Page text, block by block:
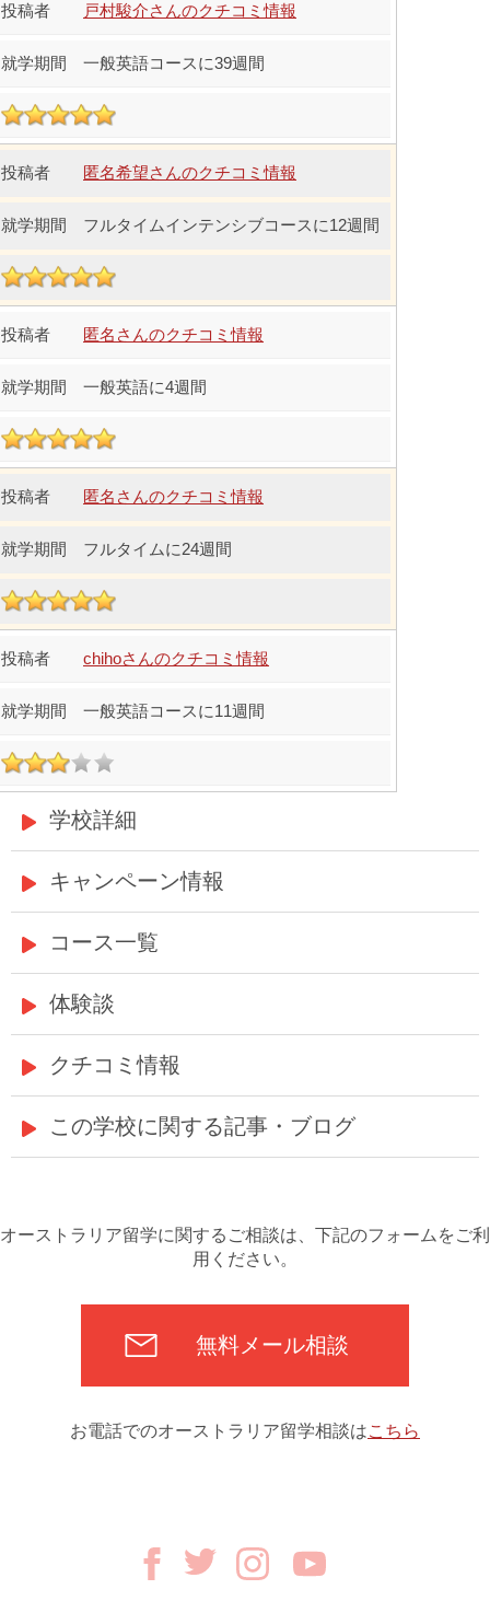
戸村駿介さんのクチコミ情報
一般英語コースに39週間
匿名希望さんのクチコミ情報
フルタイムインテンシブコースに12週間
匿名さんのクチコミ情報
一般英語に4週間
匿名さんのクチコミ情報
フルタイムに24週間
chihoさんのクチコミ情報
一般英語コースに11週間
学校詳細
キャンペーン情報
コース一覧
体験談
クチコミ情報
この学校に関する記事・ブログ
オーストラリア留学に関するご相談は、下記のフォームをご利
用ください。
無料メール相談
お電話でのオーストラリア留学相談はこちら